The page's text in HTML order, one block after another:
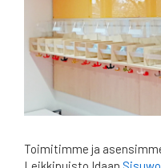
Toimitimme ja